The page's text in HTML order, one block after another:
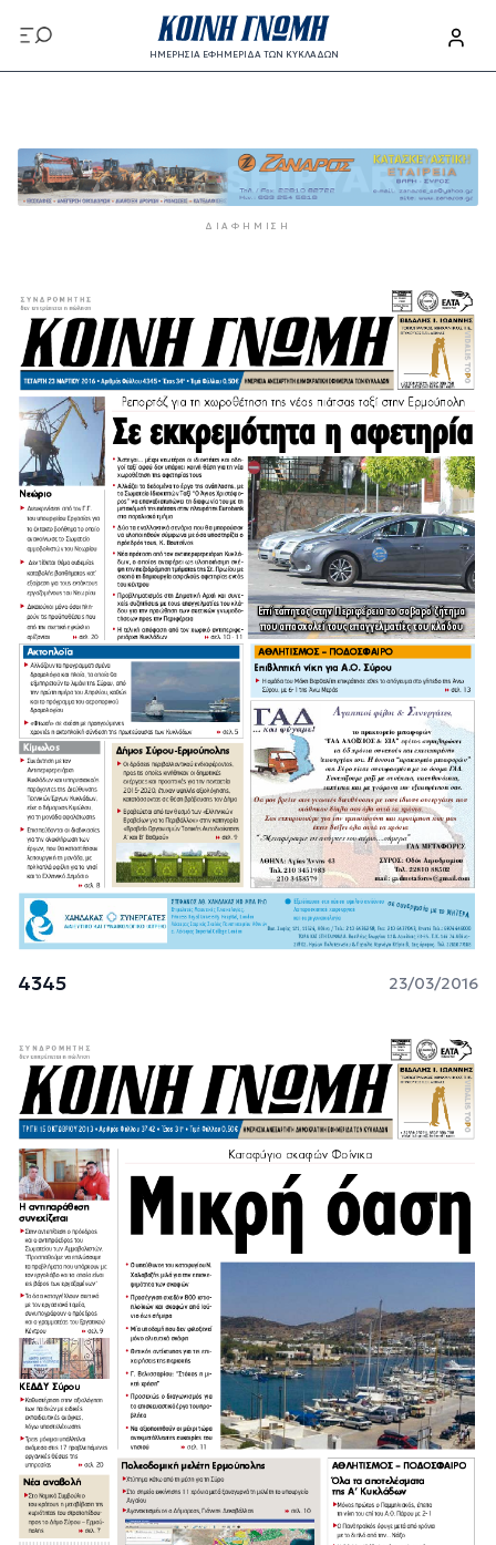
Παράκαμψη προς το κυρίως περιεχόμενο
ΗΜΕΡΗΣΙΑ ΕΦΗΜΕΡΙΔΑ ΤΩΝ ΚΥΚΛΑΔΩΝ
ΔΙΑΦΉΜΙΣΗ
4345 23/03/2016